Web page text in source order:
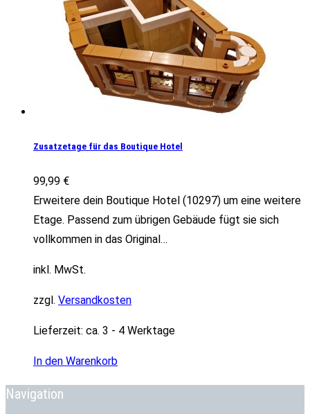
Zusatzetage für das Boutique Hotel
99,99 €
Erweitere dein Boutique Hotel (10297) um eine weitere
Etage. Passend zum übrigen Gebäude fügt sie sich
vollkommen in das Original…
inkl. MwSt.
zzgl. Versandkosten
Lieferzeit: ca. 3 - 4 Werktage
In den Warenkorb
Navigation